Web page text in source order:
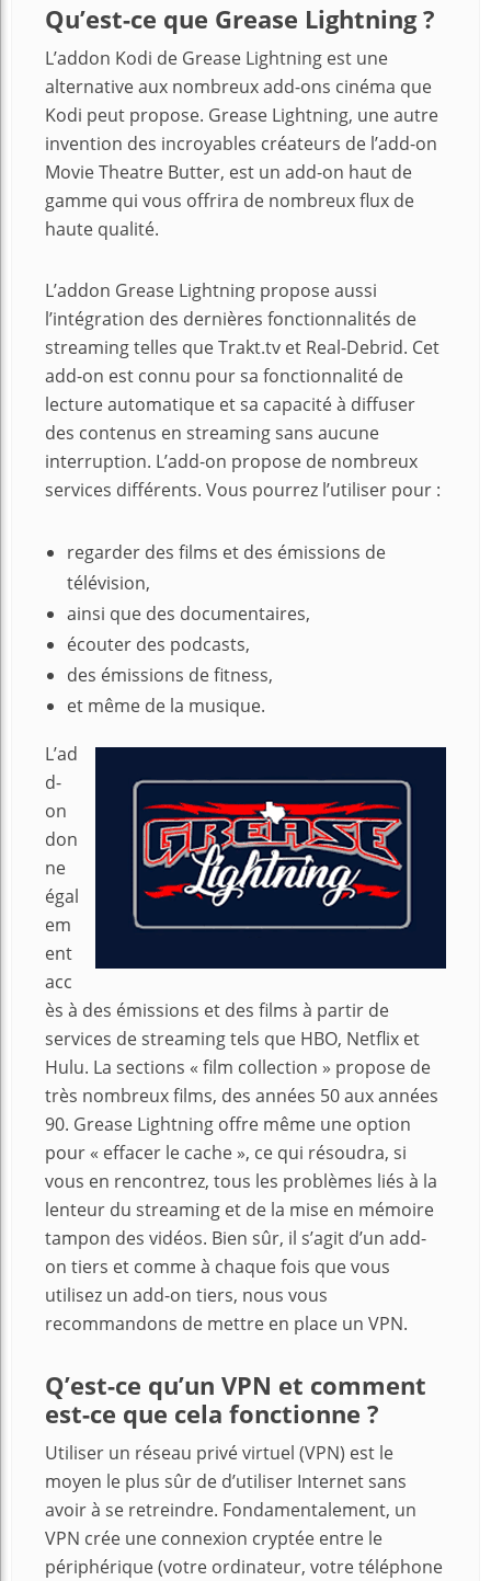
Qu’est-ce que Grease Lightning ?
L’addon Kodi de Grease Lightning est une
alternative aux nombreux add-ons cinéma que
Kodi peut propose. Grease Lightning, une autre
invention des incroyables créateurs de l’add-on
Movie Theatre Butter, est un add-on haut de
gamme qui vous offrira de nombreux flux de
haute qualité.
L’addon Grease Lightning propose aussi
l’intégration des dernières fonctionnalités de
streaming telles que Trakt.tv et Real-Debrid. Cet
add-on est connu pour sa fonctionnalité de
lecture automatique et sa capacité à diffuser
des contenus en streaming sans aucune
interruption. L’add-on propose de nombreux
services différents. Vous pourrez l’utiliser pour :
regarder des films et des émissions de
télévision,
ainsi que des documentaires,
écouter des podcasts,
des émissions de fitness,
et même de la musique.
L’ad
d-
on
don
ne
égal
em
ent
acc
ès à des émissions et des films à partir de
services de streaming tels que HBO, Netflix et
Hulu. La sections « film collection » propose de
très nombreux films, des années 50 aux années
90. Grease Lightning offre même une option
pour « effacer le cache », ce qui résoudra, si
vous en rencontrez, tous les problèmes liés à la
lenteur du streaming et de la mise en mémoire
tampon des vidéos. Bien sûr, il s’agit d’un add-
on tiers et comme à chaque fois que vous
utilisez un add-on tiers, nous vous
recommandons de mettre en place un VPN.
Q’est-ce qu’un VPN et comment
est-ce que cela fonctionne ?
Utiliser un réseau privé virtuel (VPN) est le
moyen le plus sûr de d’utiliser Internet sans
avoir à se retreindre. Fondamentalement, un
VPN crée une connexion cryptée entre le
périphérique (votre ordinateur, votre téléphone